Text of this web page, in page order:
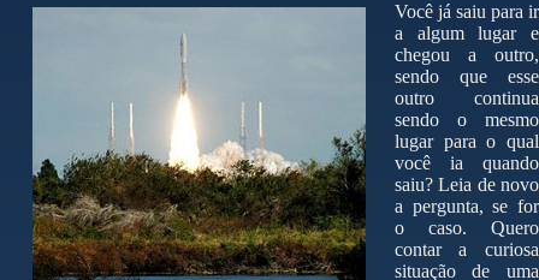
Você já saiu para ir
a algum lugar e
chegou a outro,
sendo que esse
outro continua
sendo o mesmo
lugar para o qual
você ia quando
saiu? Leia de novo
a pergunta, se for
o caso. Quero
contar a curiosa
situação de uma